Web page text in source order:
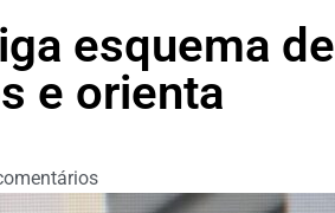
esquema de
e orienta